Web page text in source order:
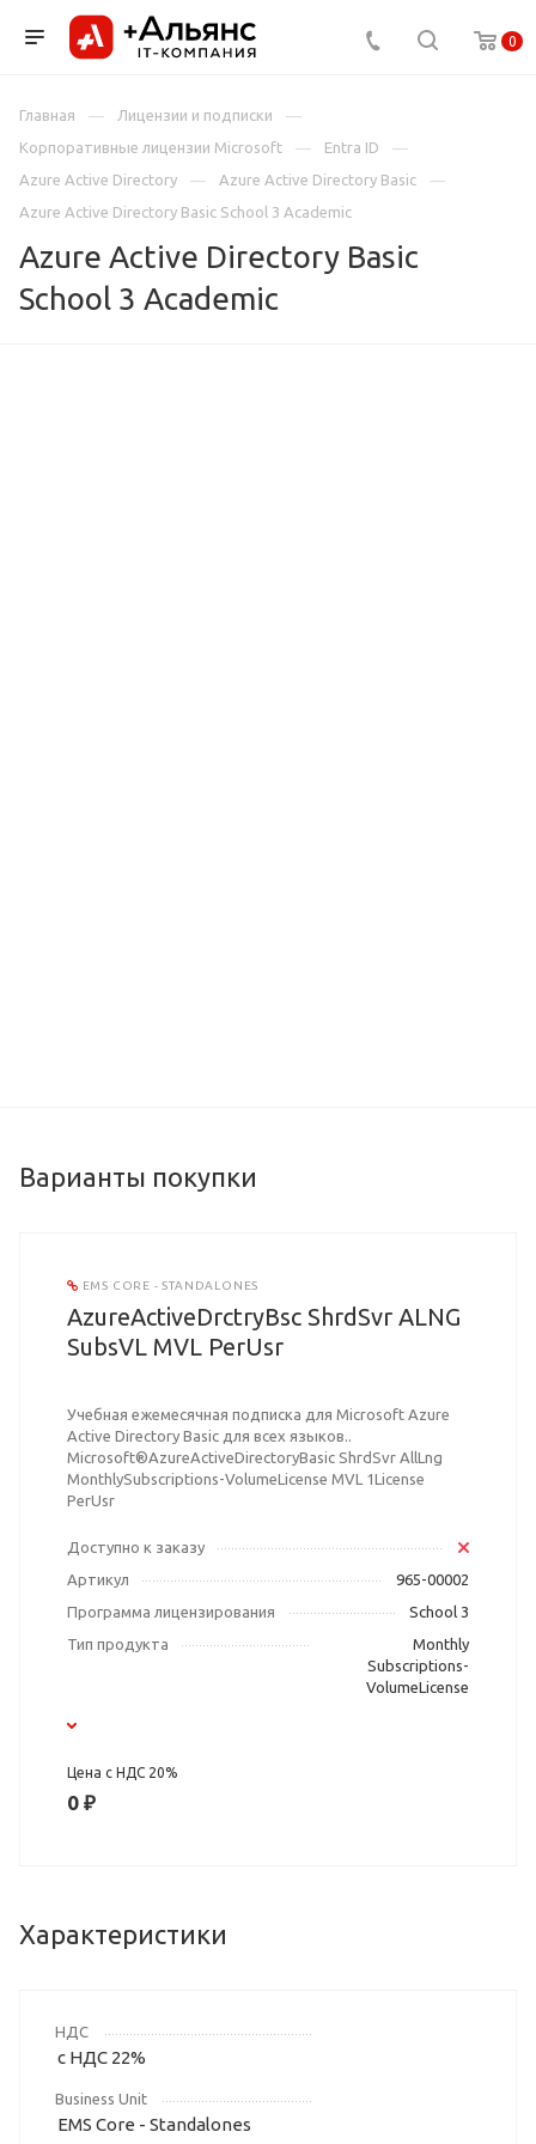
0
Главная
Лицензии и подписки
Корпоративные лицензии Microsoft
Entra ID
Azure Active Directory
Azure Active Directory Basic
Azure Active Directory Basic School 3 Academic
Azure Active Directory Basic
School 3 Academic
Варианты покупки
EMS CORE - STANDALONES
AzureActiveDrctryBsc ShrdSvr ALNG
SubsVL MVL PerUsr
Учебная ежемесячная подписка для Microsoft Azure
Active Directory Basic для всех языков..
Microsoft®AzureActiveDirectoryBasic ShrdSvr AllLng
MonthlySubscriptions-VolumeLicense MVL 1License
PerUsr
Доступно к заказу
Артикул
965-00002
Программа лицензирования
School 3
Тип продукта
Monthly
Subscriptions-
VolumeLicense
Цена с НДС 20%
0 ₽
Характеристики
НДС
с НДС 22%
Business Unit
EMS Core - Standalones